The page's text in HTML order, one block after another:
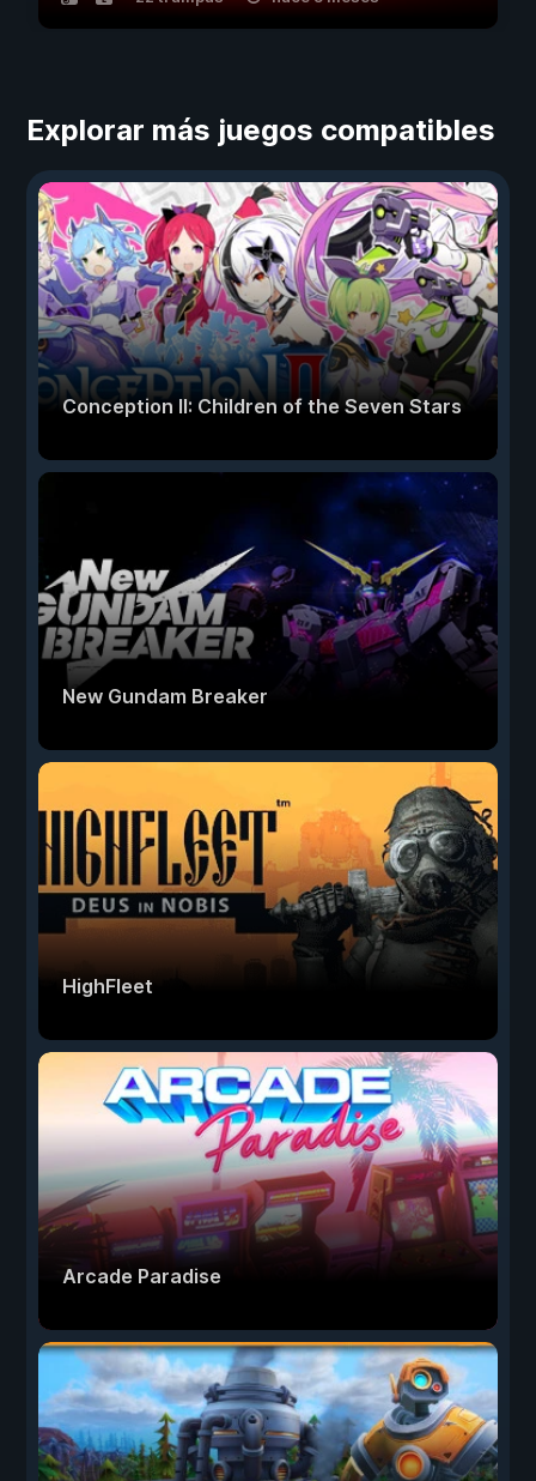
Explorar más juegos compatibles
Conception II: Children of the Seven Stars
New Gundam Breaker
HighFleet
Arcade Paradise